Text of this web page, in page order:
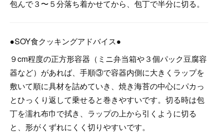
包んで３〜５分落ち着かせてから、包丁で半分に切る。
●SOY食クッキングアドバイス●
９cm程度の正方形容器（ミニ弁当箱や３個パック豆腐容
器など）があれば、手順③で容器内側に大きくラップを
敷いて順に具材を詰めていき、焼き海苔の中心にパカっ
とひっくり返して乗せると巻きやすいです。切る時は包
丁を濡れ布巾で拭き、ラップの上から引くように切る
と、形がくずれにくく切りやすいです。